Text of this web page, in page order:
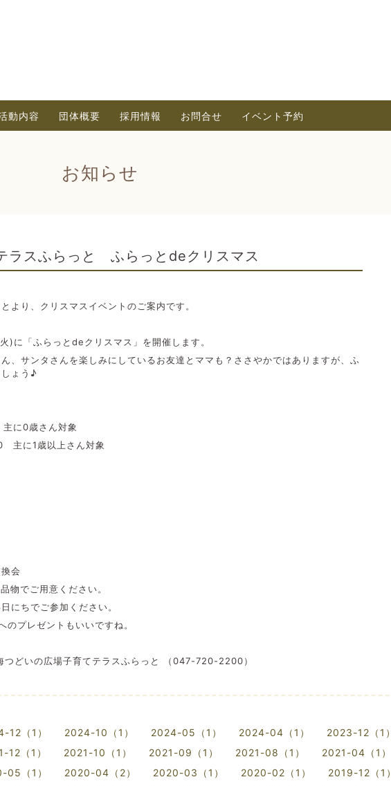
動内容 団体概要 採用情報 お問合せ イベント予約
お知らせ
ラスふらっと ふらっとdeクリスマス
より、クリスマスイベントのご案内です。
に「ふらっとdeクリスマス」を開催します。
、サンタさんを楽しみにしているお友達とママも？ささやかではありますが、ふ
ょう♪
主に0歳さん対象
1歳以上さん対象
会
物でご用意ください。
にちでご参加ください。
プレゼントもいいですね。
つどいの広場子育てテラスふらっと （047-720-2200）
12（1） 2024-10（1） 2024-05（1） 2024-04（1） 2023-12（1）
12（1） 2021-10（1） 2021-09（1） 2021-08（1） 2021-04（1）
05（1） 2020-04（2） 2020-03（1） 2020-02（1） 2019-12（1）